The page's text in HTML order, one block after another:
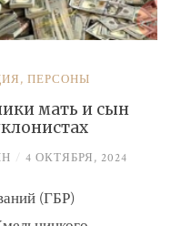
, ПЕРСОНЫ
мать и сын
/ 4 ОКТЯБРЯ, 2024
(ГБР)